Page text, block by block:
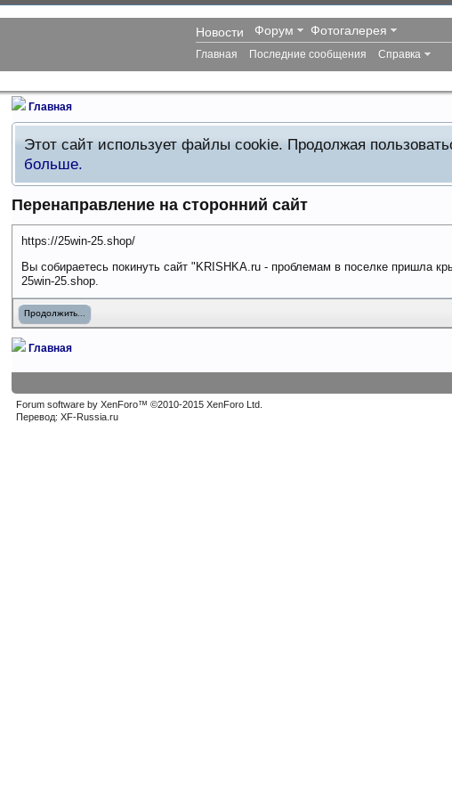
Главная
Этот сайт использует файлы cookie. Продолжая
больше.
Перенаправление на сторонний сайт
https://25win-25.shop/
Вы собираетесь покинуть сайт "KRISHKA.ru - проблемам в поселке пришла
25win-25.shop.
Продолжить...
Главная
Новости
Главная Последние сообщения Справка
Форум Фотогалерея
Forum software by XenForo™©2010-2015 XenForo Ltd.
Перевод:XF-Russia.ru